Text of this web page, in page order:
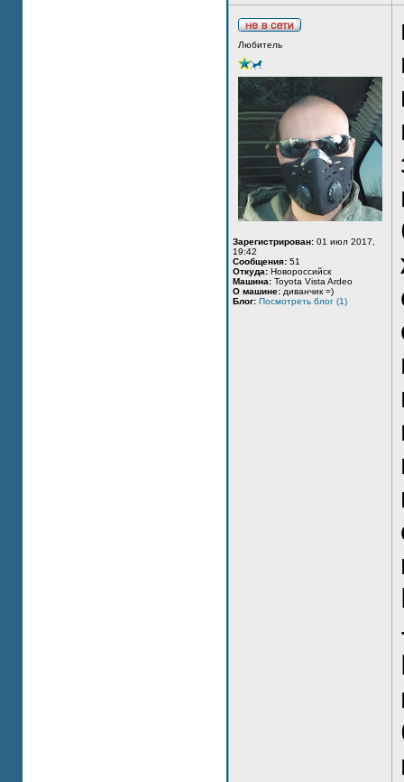
Любитель
Зарегистрирован: 01 июл 2017,
19:42
Сообщения: 51
Откуда: Новороссийск
Машина: Toyota Vista Ardeo
О машине: диванчик =)
Блог: Посмотреть блог (1)